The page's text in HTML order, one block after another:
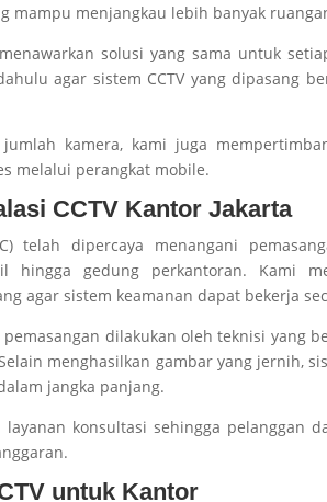
mampu menjangkau lebih banyak
solusi yang sama untuk
agar sistem CCTV yang dipasang
kamera, kami juga
melalui perangkat mobile.
CCTV Kantor Jakarta
telah dipercaya menangani
hingga gedung perkantoran. Kami
agar sistem keamanan dapat bekerja
dilakukan oleh teknisi yang
menghasilkan gambar yang jernih,
jangka panjang.
konsultasi sehingga pelanggan
untuk Kantor